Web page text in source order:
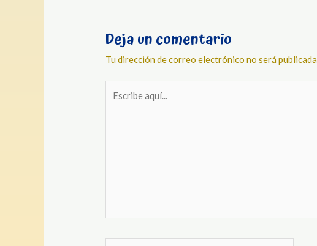
Deja un comentario
Tu dirección de correo electrónico no será publicada.
aquí...